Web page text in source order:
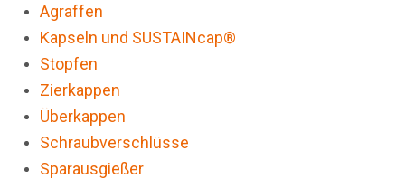
Agraffen
Kapseln und SUSTAINcap®
Stopfen
Zierkappen
Überkappen
Schraubverschlüsse
Sparausgießer